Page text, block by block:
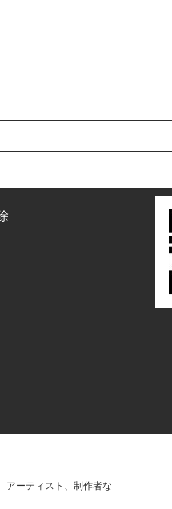
アーティスト、制作者な